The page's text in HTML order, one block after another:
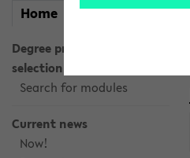
Home myeKVV
Degree programme
selection
Search for modules
Current news
Now!